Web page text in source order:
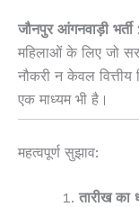
जौनपुर आंगनवाड़ी
महिलाओं के लिए जो
नौकरी न केवल
एक माध्यम भी है।
महत्वपूर्ण सुझाव:
तारीख का